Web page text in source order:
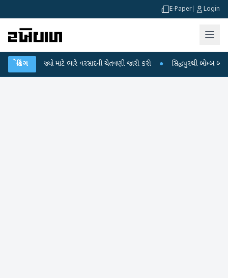
E-Paper Login
બ્રેકિંગ
રાજ્યો માટે ભારે વરસાદની ચેતવણી જારી કરી ● સિદ્ધપુરથી બોમ્બ બનાવવાની